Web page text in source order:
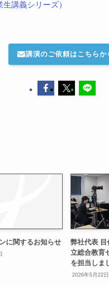
講義シリーズ）
講演のご依頼はこちらか
に関するお知らせ
弊社代表 目
立総合教育
を担当しま
2026年5月22日